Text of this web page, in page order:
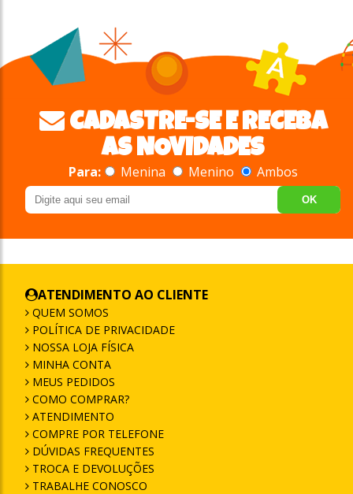
CADASTRE-SE E RECEBA
AS NOVIDADES
Para: Menina Menino Ambos
OK
ATENDIMENTO AO CLIENTE
QUEM SOMOS
POLÍTICA DE PRIVACIDADE
NOSSA LOJA FÍSICA
MINHA CONTA
MEUS PEDIDOS
COMO COMPRAR?
ATENDIMENTO
COMPRE POR TELEFONE
DÚVIDAS FREQUENTES
TROCA E DEVOLUÇÕES
TRABALHE CONOSCO